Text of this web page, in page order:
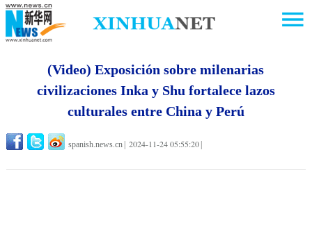
(Video) Exposición sobre milenarias
civilizaciones Inka y Shu fortalece lazos
culturales entre China y Perú
spanish.news.cn 2024-11-24 05:55:20